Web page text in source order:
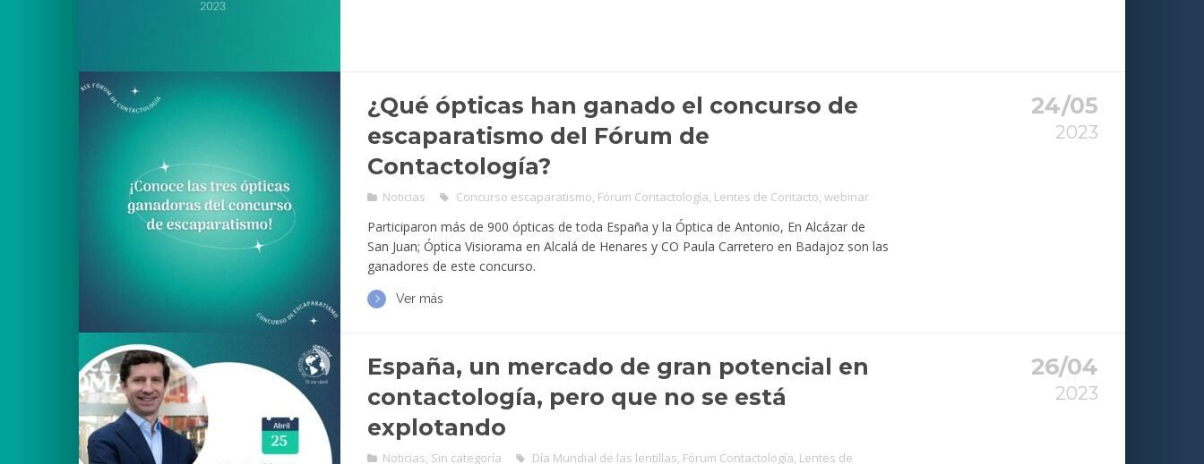
24/05
2023
¿Qué ópticas han ganado el concurso de
escaparatismo del Fórum de
Contactología?
Noticias Concurso escaparatismo Fórum Contactología Lentes de Contacto webinar
Participaron más de 900 ópticas de toda España y la Óptica de Antonio, En Alcázar de
San Juan; Óptica Visiorama en Alcalá de Henares y CO Paula Carretero en Badajoz son las
ganadores de este concurso.
Ver más
26/04
2023
España, un mercado de gran potencial en
contactología, pero que no se está
explotando
Noticias Sin categoría Día Mundial de las lentillas Fórum Contactología Lentes de